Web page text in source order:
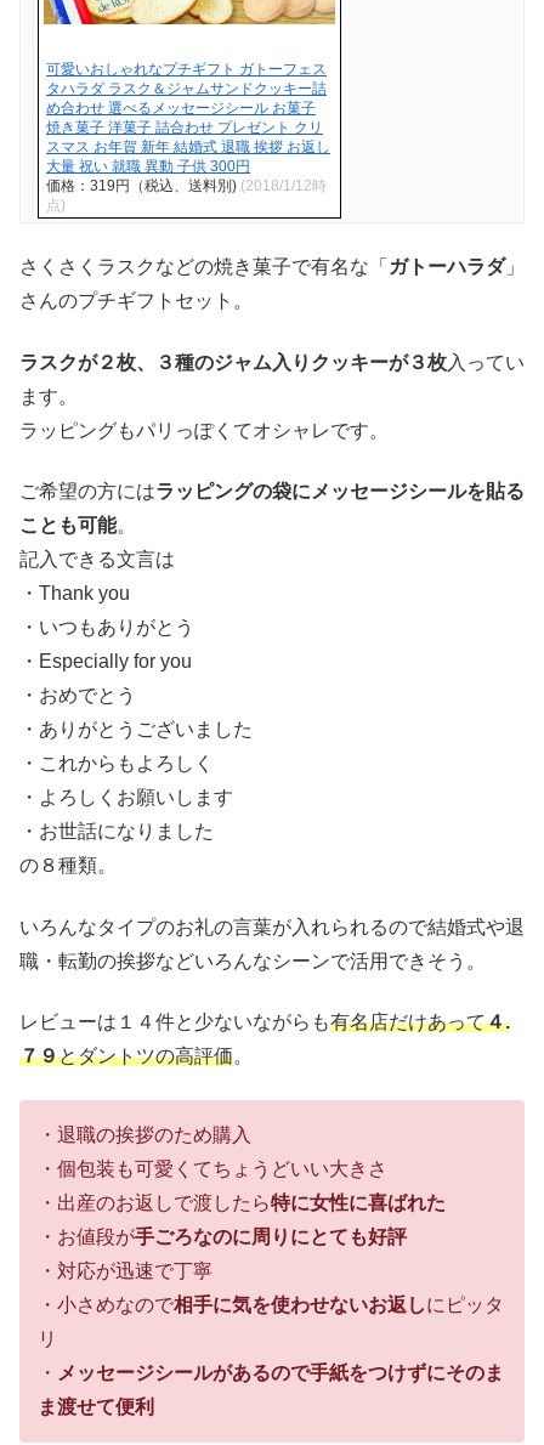
可愛いおしゃれなプチギフト ガトーフェス
タハラダ ラスク＆ジャムサンドクッキー詰
め合わせ 選べるメッセージシール お菓子
焼き菓子 洋菓子 詰合わせ プレゼント クリ
スマス お年賀 新年 結婚式 退職 挨拶 お返し
大量 祝い 就職 異動 子供 300円
価格：319円（税込、送料別) (2018/1/12時
点)
さくさくラスクなどの焼き菓子で有名な「 ガトーハラダ」
さんのプチギフトセット。
ラスクが２枚、３種のジャム入りクッキーが３枚入ってい
ます。
ラッピングもパリっぽくてオシャレです。
ご希望の方にはラッピングの袋にメッセージシールを貼る
ことも可能。
記入できる文言は
・Thank you
・いつもありがとう
・Especially for you
・おめでとう
・ありがとうございました
・これからもよろしく
・よろしくお願いします
・お世話になりました
の８種類。
いろんなタイプのお礼の言葉が入れられるので結婚式や退
職・転勤の挨拶などいろんなシーンで活用できそう。
レビューは１４件と少ないながらも有名店だけあって４.
７９とダントツの高評価。
・退職の挨拶のため購入
・個包装も可愛くてちょうどいい大きさ
・出産のお返しで渡したら特に女性に喜ばれた
・お値段が手ごろなのに周りにとても好評
・対応が迅速で丁寧
・小さめなので相手に気を使わせないお返しにピッタ
リ
・ メッセージシールがあるので手紙をつけずにそのま
ま渡せて便利